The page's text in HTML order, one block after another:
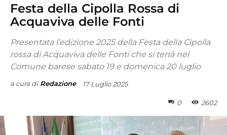
Festa della Cipolla Rossa di
Acquaviva delle Fonti
Presentata l’edizione 2025 della Festa della Cipolla
rossa di Acquaviva delle Fonti che si terrà nel
Comune barese sabato 19 e domenica 20 luglio
a cura di Redazione 17 Luglio 2025
0 2602